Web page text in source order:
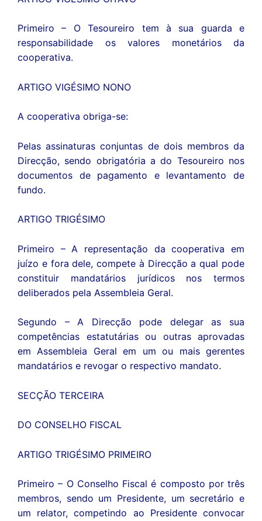
Primeiro – O Tesoureiro tem à sua guarda e
responsabilidade os valores monetários da
cooperativa.
ARTIGO VIGÉSIMO NONO
A cooperativa obriga-se:
Pelas assinaturas conjuntas de dois membros da
Direcção, sendo obrigatória a do Tesoureiro nos
documentos de pagamento e levantamento de
fundo.
ARTIGO TRIGÉSIMO
Primeiro – A representação da cooperativa em
juízo e fora dele, compete à Direcção a qual pode
constituir mandatários jurídicos nos termos
deliberados pela Assembleia Geral.
Segundo – A Direcção pode delegar as sua
competências estatutárias ou outras aprovadas
em Assembleia Geral em um ou mais gerentes
mandatários e revogar o respectivo mandato.
SECÇÃO TERCEIRA
DO CONSELHO FISCAL
ARTIGO TRIGÉSIMO PRIMEIRO
Primeiro – O Conselho Fiscal é composto por três
membros, sendo um Presidente, um secretário e
um relator, competindo ao Presidente convocar